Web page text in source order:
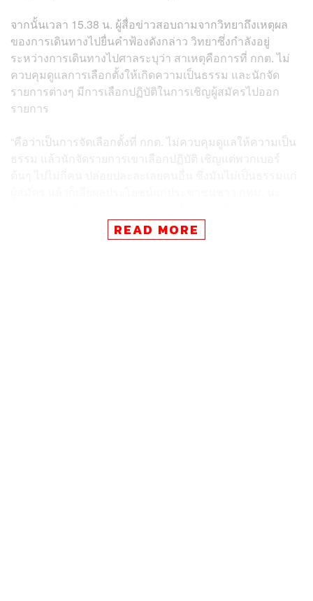
จากนั้นเวลา 15.38 น. ผู้สื่อข่าวสอบถามจากวิทยาถึงเหตุผล
ของการเดินทางไปยื่นคำฟ้องดังกล่าว วิทยาซึ่งกำลังอยู่
ระหว่างการเดินทางไปศาลระบุว่า สาเหตุคือการที่ กกต. ไม่
ควบคุมดูแลการเลือกตั้งให้เกิดความเป็นธรรม และนักจัด
รายการต่างๆ มีการเลือกปฏิบัติในการเชิญผู้สมัครไปออก
รายการ
“คือว่าเป็นการจัดเลือกตั้งที่ กกต. ไม่ควบคุมดูแลให้ความเป็น
ธรรม แล้วนักจัดรายการเขาเลือกปฏิบัติ เชิญแต่พวกเบอร์
สัปดาห์ แล้วจัดการปฏิบัติวิธีใหม่ ผู้ที่เชิญผู้สมัครไปจะต้อง
เชิญครบทุกคน” วิทยาระบุผ่านทางโทรศัพท์
READ MORE